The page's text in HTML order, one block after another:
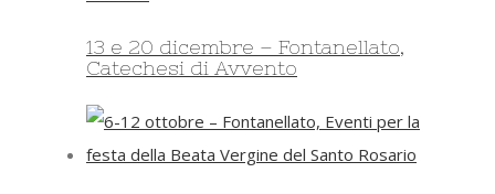
13 e 20 dicembre – Fontanellato,
Catechesi di Avvento